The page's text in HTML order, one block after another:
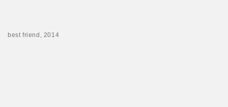
best friend, 2014